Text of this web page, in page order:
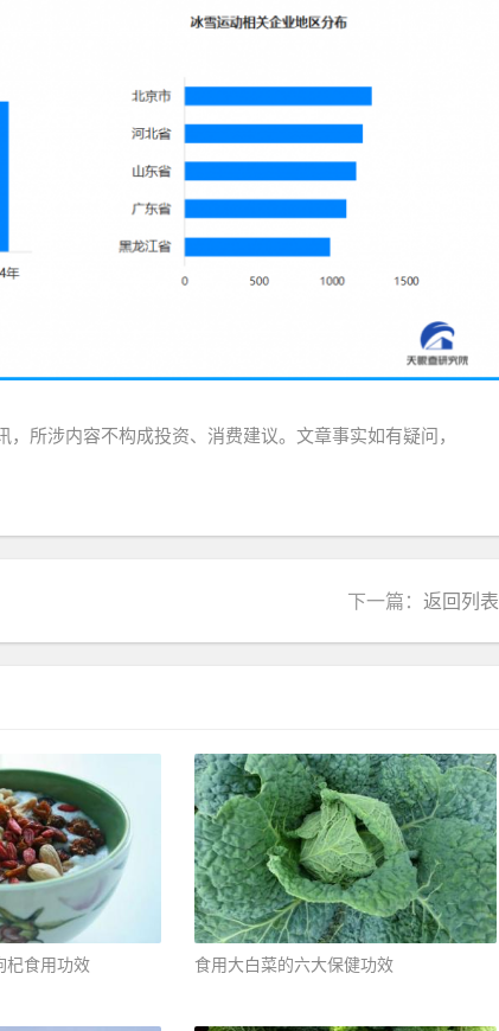
所涉内容不构成投资、消费建议。文章事实如有疑问，
下一篇： 返回列表
食用功效 食用大白菜的六大保健功效 ​